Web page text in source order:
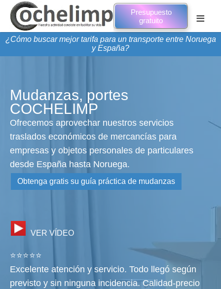
Presupuesto
gratuito
≡
¿Cómo buscar mejor tarifa para un transporte entre Noruega
y España?
Mudanzas, portes
COCHELIMP
Ofrecemos aprovechar nuestros servicios
traslados económicos de mercancías para
empresas y objetos personales de particulares
desde España hasta Noruega.
Obtenga gratis su guía práctica de mudanzas
VER VÍDEO
⭐⭐⭐⭐⭐
Excelente atención y servicio. Todo llegó según
previsto y sin ninguna incidencia. Calidad-precio